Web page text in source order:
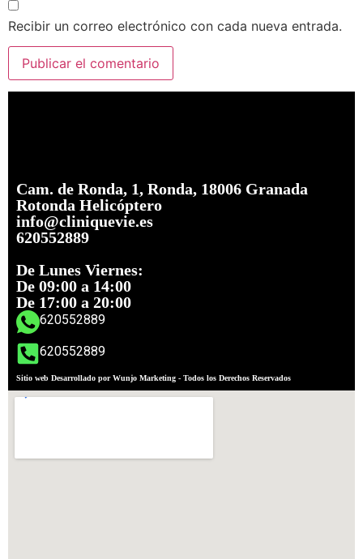
Recibir un correo electrónico con cada nueva entrada.
Cam. de Ronda, 1, Ronda, 18006 Granada
Rotonda Helicóptero
info@cliniquevie.es
620552889
De Lunes Viernes:
De 09:00 a 14:00
De 17:00 a 20:00
620552889
620552889
Sitio web Desarrollado por Wunjo Marketing - Todos los Derechos Reservados